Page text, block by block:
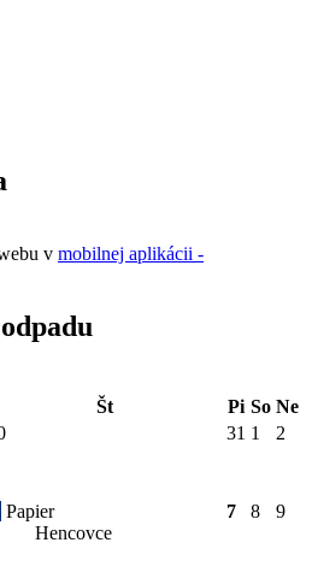
v mobilnej aplikácii -
Št Pi So Ne
31 1 2
Papier
Hencovce
7 8 9